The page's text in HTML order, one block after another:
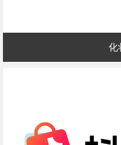
化